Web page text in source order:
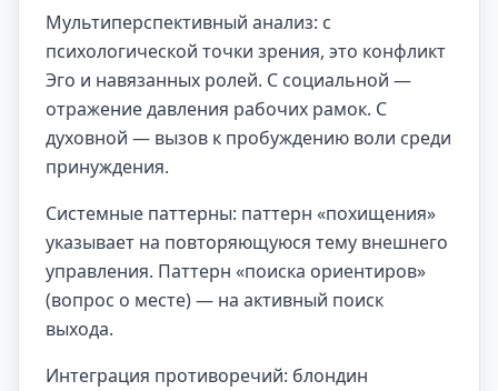
Мультиперспективный анализ: с
психологической точки зрения, это конфликт
Эго и навязанных ролей. С социальной —
отражение давления рабочих рамок. С
духовной — вызов к пробуждению воли среди
принуждения.
Системные паттерны: паттерн «похищения»
указывает на повторяющуюся тему внешнего
управления. Паттерн «поиска ориентиров»
(вопрос о месте) — на активный поиск
выхода.
Интеграция противоречий: блондин